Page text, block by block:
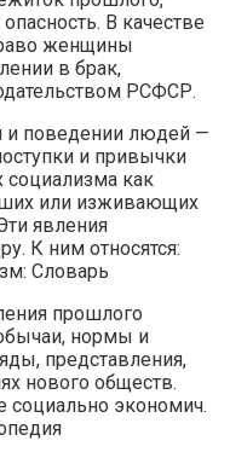
В качестве
женщины
в брак,
РСФСР.
и поведении людей —
и привычки
как
или изживающих
явления
К ним относятся:
Словарь
прошлого
нормы и
представления,
нового обществ.
социально экономич.